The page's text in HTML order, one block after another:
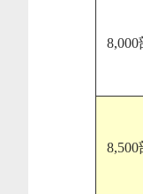
8,000
8,500